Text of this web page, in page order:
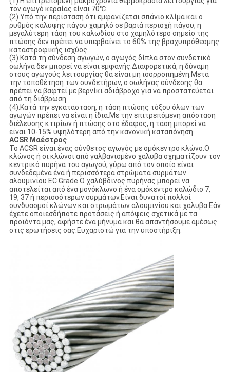
τον αγωγό κεραίας είναι 70℃.
(2).Υπό την περίσταση ότι εμφανίζεται σπάνιο κλίμα και ο
ρυθμός κάλυψης πάγου χαμηλό σε βαριά περιοχή πάγου, η
μεγαλύτερη τάση του καλωδίου στο χαμηλότερο σημείο της
πτώσης δεν πρέπει να υπερβαίνει το 60% της βραχυπρόθεσμης
καταστροφικής ισχύος.
(3).Κατά τη σύνδεση αγωγών, ο αγωγός δίπλα στον συνδετικό
σωλήνα δεν μπορεί να είναι εμφανής.Διαφορετικά, η δύναμη
στους αγωγούς λειτουργίας θα είναι μη ισορροπημένη.Μετά
την τοποθέτηση των συνδετήρων, ο σωλήνας σύνδεσης θα
πρέπει να βαφτεί με βερνίκι αδιάβροχο για να προστατεύεται
από τη διάβρωση.
(4).Κατά την εγκατάσταση, η τάση πτώσης τόξου όλων των
αγωγών πρέπει να είναι η ίδια.Με την επιτρεπόμενη απόσταση
διέλευσης κτιρίων ή πτώσης στο έδαφος, η τάση μπορεί να
είναι 10-15% υψηλότερη από την κανονική καταπόνηση.
ACSR Μαέστρος
Το ACSR είναι ένας σύνθετος αγωγός με ομόκεντρο κλώνο.Ο
κλώνος ή οι κλώνοι από γαλβανισμένο χάλυβα σχηματίζουν τον
κεντρικό πυρήνα του αγωγού, γύρω από τον οποίο είναι
συνδεδεμένα ένα ή περισσότερα στρώματα συρμάτων
αλουμινίου EC Grade.Ο χαλύβδινος πυρήνας μπορεί να
αποτελείται από ένα μονόκλωνο ή ένα ομόκεντρο καλώδιο 7,
19, 37 ή περισσότερων συρμάτων.Είναι δυνατοί πολλοί
συνδυασμοί κλώνων και στρωμάτων αλουμινίου και χάλυβα.Εάν
έχετε οποιεσδήποτε προτάσεις ή απόψεις σχετικά με τα
προϊόντα μας, αφήστε ένα μήνυμα και θα απαντήσουμε αμέσως
στις ερωτήσεις σας.Ευχαριστώ για την υποστήριξη.